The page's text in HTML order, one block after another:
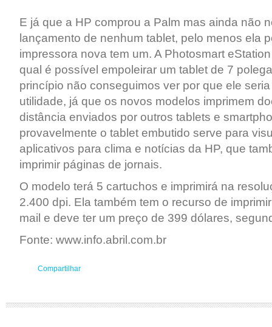
E já que a HP comprou a Palm mas ainda não
lançamento de nenhum tablet, pelo menos ela
impressora nova tem um. A Photosmart
qual é possível empoleirar um tablet de 7
princípio não conseguimos ver por que ele
utilidade, já que os novos modelos imprimem
distância enviados por outros tablets e
provavelmente o tablet embutido serve para
aplicativos para clima e notícias da HP, que
imprimir páginas de jornais.
O modelo terá 5 cartuchos e imprimirá na
2.400 dpi. Ela também tem o recurso de
mail e deve ter um preço de 399 dólares,
Fonte: www.info.abril.com.br
Compartilhar